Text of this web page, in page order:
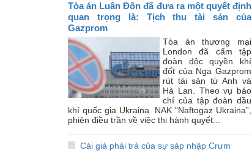
Tòa án Luân Đôn đã đưa ra một quyết định
quan trọng là: Tịch thu tài sản của
Gazprom
Tòa án thương mại
London đã cấm tập
đoàn độc quyền khí
đốt của Nga Gazprom
rút tài sản từ Anh và
Hà Lan. Theo vụ báo
chí của tập đoàn dầu
khí quốc gia Ukraina NAK “Naftogaz Ukraina”,
phiên điều trần về việc thi hành quyết...
Cái giá phải trả của sự sáp nhập Crưm